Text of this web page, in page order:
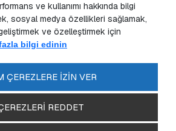
ve kullanımı hakkında bilgi
sosyal medya özellikleri sağlamak,
ve özelleştirmek için
bilgi edinin
ÇEREZLERE İZİN VER
REDDET